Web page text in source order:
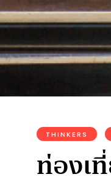
THINKERS
ท่องเ